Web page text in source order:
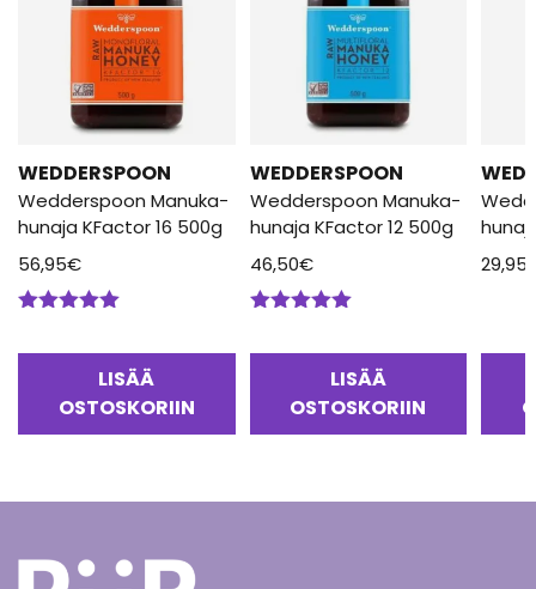
WEDDERSPOON
Wedderspoon Manuka-
hunaja KFactor 16 500g
56,95€
LISÄÄ
OSTOSKORIIN
WEDDERSPOON
Wedderspoon Manuka-
hunaja KFactor 12 500g
46,50€
LISÄÄ
OSTOSKORIIN
29,95